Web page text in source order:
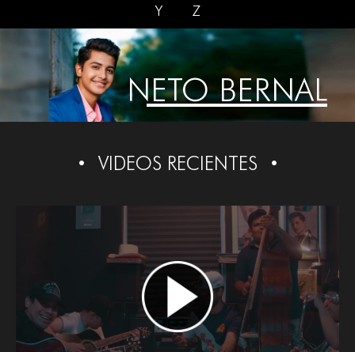
Y
Z
NETO BERNAL
VIDEOS RECIENTES